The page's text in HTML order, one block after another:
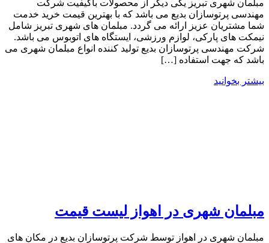
مبلمان شهری تبریز یکی دیگر از محصولات باکیفیت شرکت
مهندسی پرتوسازان بدیع می باشد که با بهترین قیمت خرید خدمت
شما مشتریان عزیز ارائه می گردد. مبلمان های شهری تبریز شامل
نیمکت های پارکی، لوازم ورزشی، ایستگاه های اتوبوس می باشد.
شرکت مهندسی پرتوسازان بدیع تولید کننده انواع مبلمان شهری می
باشد که جهت استفاده […]
بیشتر بخوانید
مبلمان شهری در اهواز لیست قیمت
مبلمان شهری در اهواز توسط شرکت پرتوسازان بدیع در مکان های